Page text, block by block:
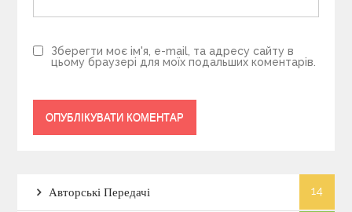
Зберегти моє ім'я, e-mail, та адресу сайту в
цьому браузері для моїх подальших коментарів.
Авторські Передачі 14